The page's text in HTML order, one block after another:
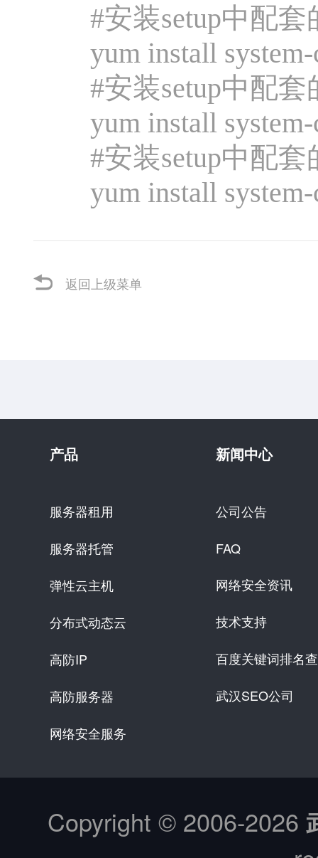
#安装setup中配套
yum install system-
#安装setup中配套
yum install system-
#安装setup中配套
yum install system-
返回上级菜单
产品
服务器租用
服务器托管
弹性云主机
分布式动态云
高防IP
高防服务器
网络安全服务
新闻中心
公司公告
FAQ
网络安全资讯
技术支持
百度关键词排名
武汉SEO公司
Copyright © 2006-2026